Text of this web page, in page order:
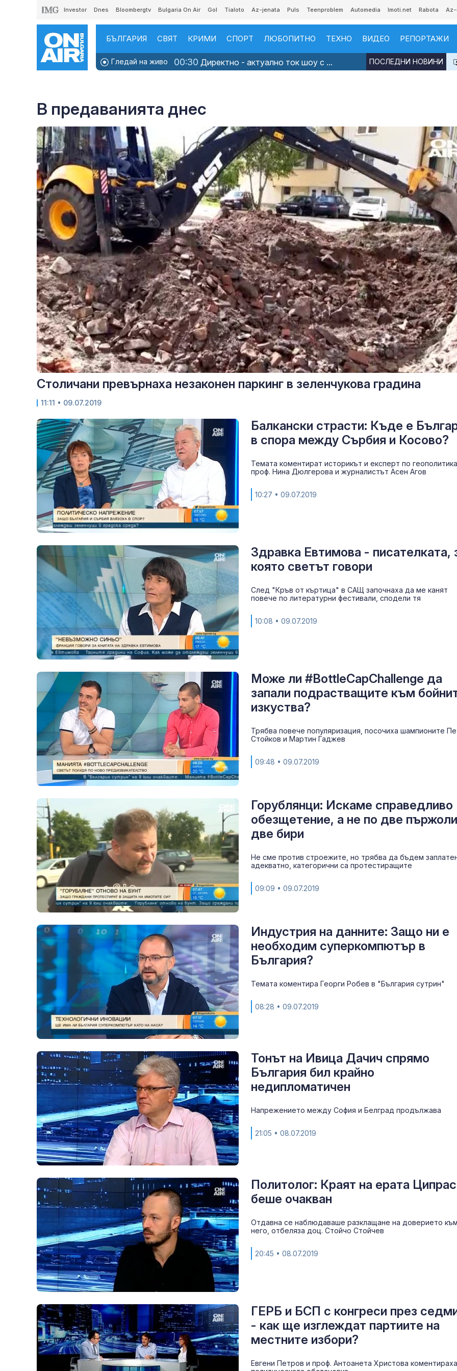
Investor Dnes Bloombergtv Bulgaria On Air Gol Tialoto Az-jenata Puls Teenproblem Automedia Imoti.net Rabota Az-
БЪЛГАРИЯ СВЯТ КРИМИ СПОРТ ЛЮБОПИТНО ТЕХНО ВИДЕО РЕПОРТАЖИ
Гледай на живо 00:30 Директно - актуално ток шоу с ... ПОСЛЕДНИ НОВИНИ
В предаванията днес
Столичани превърнаха незаконен паркинг в зеленчукова градина
11:11 • 09.07.2019
Балкански страсти: Къде е
в спора между Сърбия и Косово?
Темата коментират историкът и експерт по геополитика
проф. Нина Дюлгерова и журналистът Асен Агов
10:27 • 09.07.2019
Здравка Евтимова - писателката,
която светът говори
След "Кръв от къртица" в САЩ започнаха да ме канят
повече по литературни фестивали, сподели тя
10:08 • 09.07.2019
Може ли #BottleCapChallenge да
запали подрастващите към
изкуства?
Трябва повече популяризация, посочиха шампионите
Стойков и Мартин Гаджев
09:48 • 09.07.2019
Горублянци: Искаме справедливо
обезщетение, а не по две
две бири
Не сме против строежите, но трябва да бъдем
адекватно, категорични са протестиращите
09:09 • 09.07.2019
Индустрия на данните: Защо ни е
необходим суперкомпютър в
България?
Темата коментира Георги Робев в "България сутрин"
08:28 • 09.07.2019
Тонът на Ивица Дачич спрямо
България бил крайно
недипломатичен
Напрежението между София и Белград продължава
21:05 • 08.07.2019
Политолог: Краят на ерата Ципрас
беше очакван
Отдавна се наблюдаваше разклащане на доверието към
него, отбеляза доц. Стойчо Стойчев
20:45 • 08.07.2019
ГЕРБ и БСП с конгреси през
- как ще изглеждат партиите на
местните избори?
Евгени Петров и проф. Антоанета Христова коментираха
в
полети под радара
Как войните